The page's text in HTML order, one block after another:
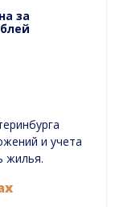
за
и учета
жилья.